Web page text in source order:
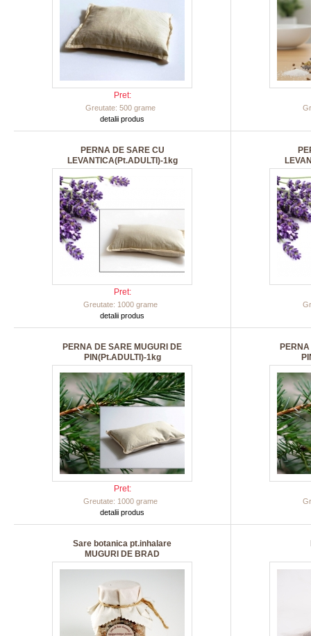
Pret:
Greutate: 500 grame
detalii produs
PERNA DE SARE CU
LEVANTICA(Pt.ADULTI)-1kg
Pret:
Greutate: 1000 grame
detalii produs
PERNA DE SARE MUGURI DE
PIN(Pt.ADULTI)-1kg
Pret:
Greutate: 1000 grame
detalii produs
Sare botanica pt.inhalare
MUGURI DE BRAD